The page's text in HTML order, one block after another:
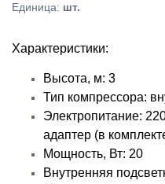
Единица: шт.
Характеристики:
Высота, м: 3
Тип компрессора:
Электропитание:
адаптер (в
Мощность, Вт: 20
Внутренняя